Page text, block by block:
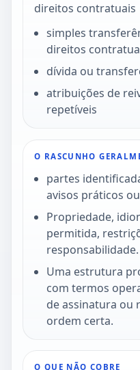
direitos contratuais
simples
direitos
dívida ou
atribuições de
repetíveis
O RASCUNHO
partes
avisos práticos
Propriedade,
permitida,
responsabilidade.
Uma estrutura
com termos
de assinatura ou
ordem certa.
O QUE NÃO COBRE